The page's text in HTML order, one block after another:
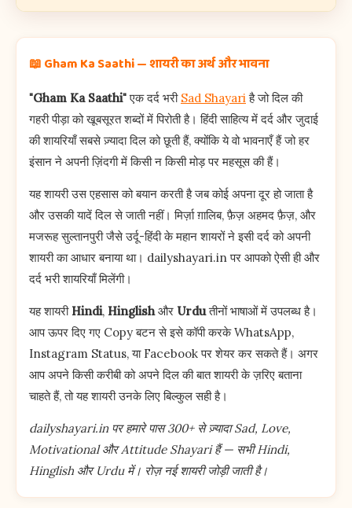
📖 Gham Ka Saathi — शायरी का अर्थ और भावना
"Gham Ka Saathi"एक दर्द भरी Sad Shayariहै जो दिल की
गहरी पीड़ा को खूबसूरत शब्दों में पिरोती है। हिंदी साहित्य में दर्द और जुदाई
की शायरियाँ सबसे ज़्यादा दिल को छूती हैं, क्योंकि ये वो भावनाएँ हैं जो हर
इंसान ने अपनी ज़िंदगी में किसी न किसी मोड़ पर महसूस की हैं।
यह शायरी उस एहसास को बयान करती है जब कोई अपना दूर हो जाता है
और उसकी यादें दिल से जाती नहीं। मिर्ज़ा ग़ालिब, फ़ैज़ अहमद फ़ैज़, और
मजरूह सुल्तानपुरी जैसे उर्दू-हिंदी के महान शायरों ने इसी दर्द को अपनी
शायरी का आधार बनाया था। dailyshayari.in पर आपको ऐसी ही और
दर्द भरी शायरियाँ मिलेंगी।
यह शायरी Hindi, Hinglishऔर Urduतीनों भाषाओं में उपलब्ध है।
आप ऊपर दिए गए Copy बटन से इसे कॉपी करके WhatsApp,
Instagram Status, या Facebook पर शेयर कर सकते हैं। अगर
आप अपने किसी करीबी को अपने दिल की बात शायरी के ज़रिए बताना
चाहते हैं, तो यह शायरी उनके लिए बिल्कुल सही है।
dailyshayari.in पर हमारे पास 300+ से ज़्यादा Sad, Love,
Motivational और Attitude Shayari हैं — सभी Hindi,
Hinglish और Urdu में। रोज़ नई शायरी जोड़ी जाती है।